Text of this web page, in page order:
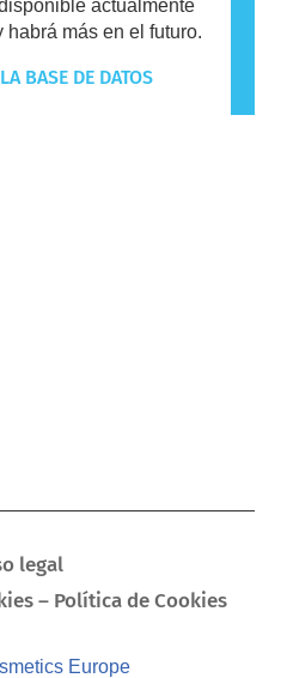
actualmente
más en el futuro.
BASE DE DATOS
legal
– Política de Cookies
Europe